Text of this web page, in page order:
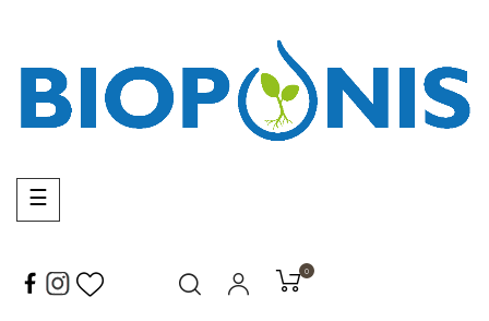
Basculer
la
navigation
☰
0